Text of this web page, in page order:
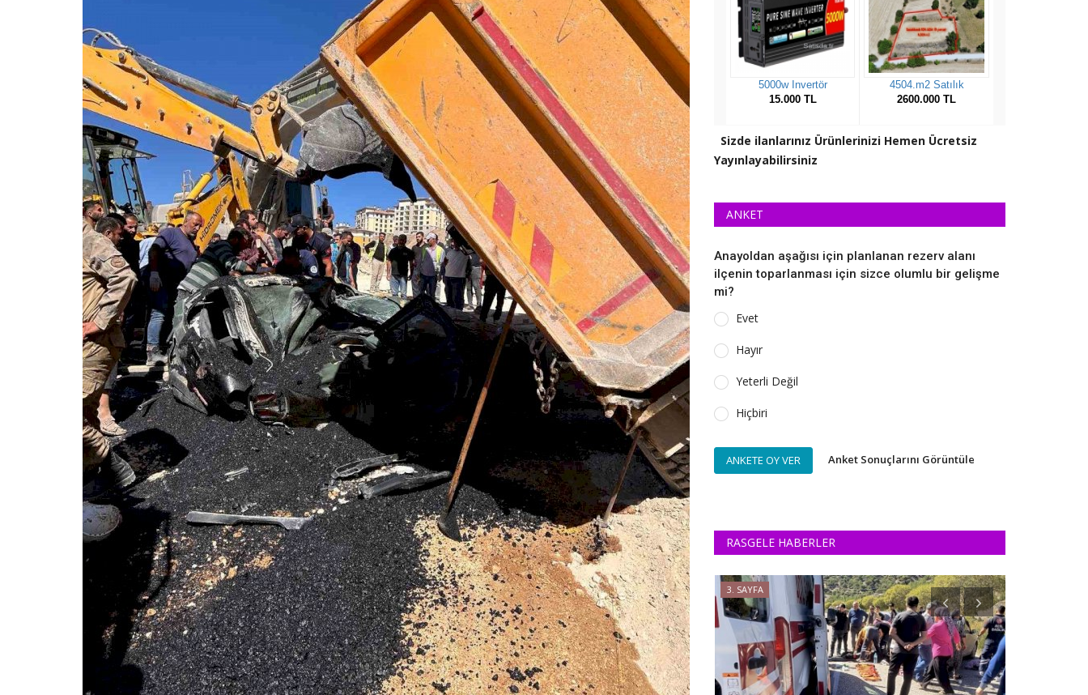
Sizde ilanlarınız Ürünlerinizi Hemen Ücretsiz
Yayınlayabilirsiniz
ANKET
Anayoldan aşağısı için planlanan rezerv alanı
ilçenin toparlanması için sizce olumlu bir gelişme
mi?
Evet
Hayır
Yeterli Değil
Hiçbiri
ANKETE OY VER Anket Sonuçlarını Görüntüle
RASGELE HABERLER
3. SAYFA İLÇEMİZ ORTAK DEĞERLERİ ÖNCÜ ŞAHSİYETLERİMİZ 3. SAYFA